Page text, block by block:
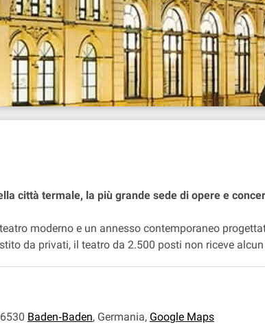
città termale, la più grande sede di opere e
moderno e un annesso contemporaneo
da privati, il teatro da 2.500 posti non riceve
Baden‐Baden, Germania, Google Maps